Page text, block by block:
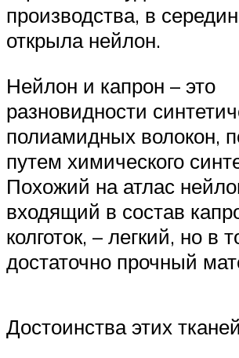
производства, в
открыла нейлон.
Нейлон и капрон – это
разновидности
полиамидных волокон,
путем химического
Похожий на атлас
входящий в состав
колготок, – легкий, но в
достаточно прочный
Достоинства этих